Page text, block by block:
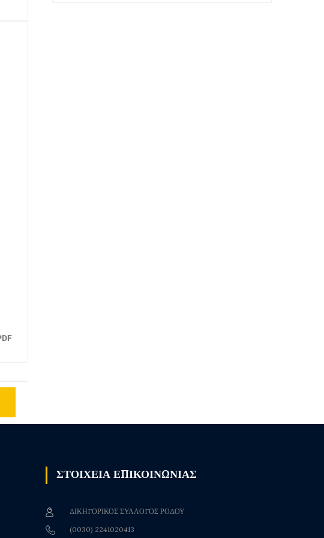
ΣΤΟΙΧΕΙΑ ΕΠΙΚΟΙΝΩΝΙΑΣ
ΔΙΚΗΓΟΡΙΚΟΣ ΣΥΛΛΟΓΟΣ ΡΟΔΟΥ
(0030) 2241020413